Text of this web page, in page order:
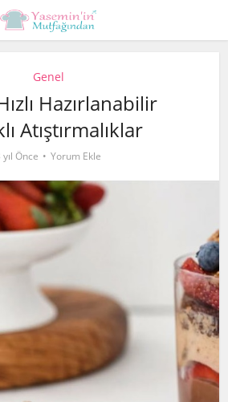
Genel
Hazırlanabilir
Atıştırmalıklar
yıl Önce Yorum Ekle